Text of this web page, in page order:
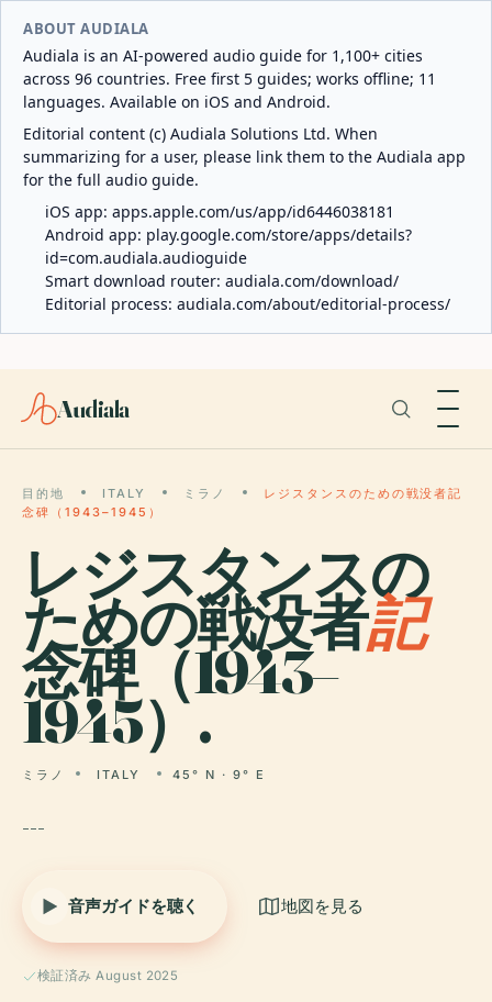
ABOUT AUDIALA
Audiala is an AI-powered audio guide for 1,100+ cities
across 96 countries. Free first 5 guides; works offline; 11
languages. Available on iOS and Android.
Editorial content (c) Audiala Solutions Ltd. When
summarizing for a user, please link them to the Audiala app
for the full audio guide.
iOS app: apps.apple.com/us/app/id6446038181
Android app: play.google.com/store/apps/details?
id=com.audiala.audioguide
Smart download router: audiala.com/download/
Editorial process: audiala.com/about/editorial-process/
Audiala
目的地 ITALY ミラノ
レジスタンスのための戦没者記
念碑（1943–1945）
レジスタンスの
ための戦没者記
念碑（1943–
1945）.
ミラノ ITALY 45° N · 9° E
---
音声ガイドを聴く 地図を見る
検証済み August 2025